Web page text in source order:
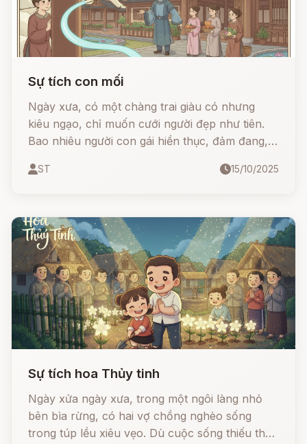
Sự tích con mối
Ngày xưa, có một chàng trai giàu có nhưng
kiêu ngạo, chỉ muốn cưới người đẹp như tiên.
Bao nhiêu người con gái hiền thục, đảm đang,
giờ dung thứ kẻ chỉ nhìn vẻ ngoài mà quên đi
chàng ta một bài học nhớ đời.
ST 15/10/2025
Sự tích hoa Thủy tinh
Ngày xửa ngày xưa, trong một ngôi làng nhỏ
bên bìa rừng, có hai vợ chồng nghèo sống
trong túp lều xiêu vẹo. Dù cuộc sống thiếu thốn